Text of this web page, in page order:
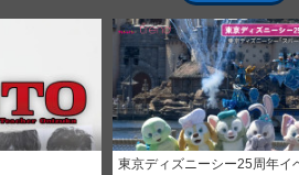
東京ディズニーシー25周年イ